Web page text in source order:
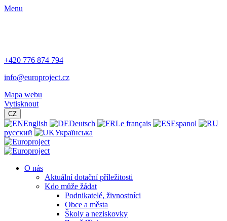
Menu
+420 776 874 794
info@europroject.cz
Mapa webu
Vytisknout
CZ
English Deutsch Le français
Espanol
русский
Українська
O nás
Aktuální dotační příležitosti
Kdo může žádat
Podnikatelé, živnostníci
Obce a města
Školy a neziskovky